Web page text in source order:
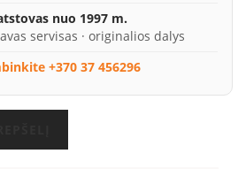
nuo 1997 m.
servisas · originalios dalys
+370 37 456296